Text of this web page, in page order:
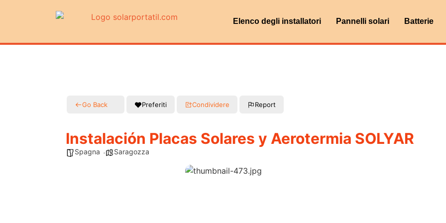
Elenco degli installatori Pannelli solari Batterie
Go Back Preferiti Condividere Report
Instalación Placas Solares y Aerotermia SOLYAR
Spagna Saragozza